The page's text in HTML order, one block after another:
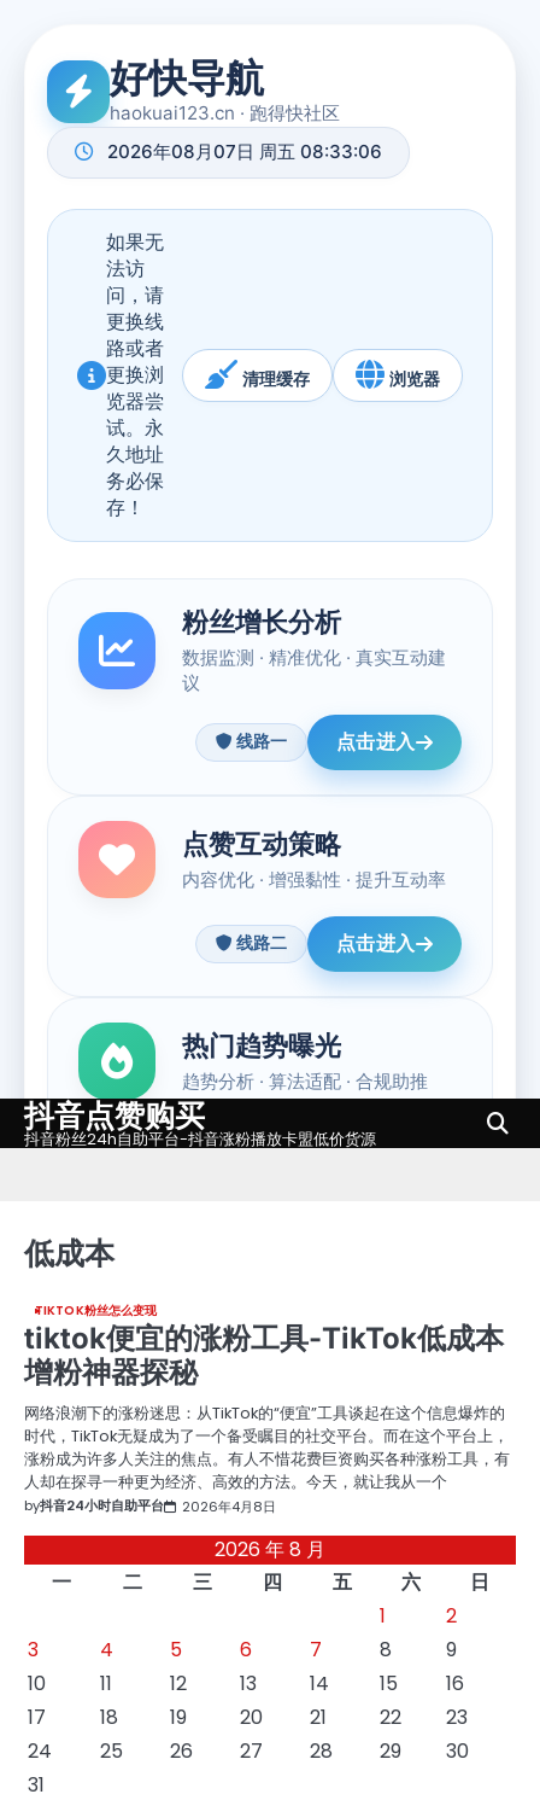
Skip抖音点赞购买
抖音粉丝24h自助平台-抖音涨粉播放卡盟低价货源
低成本
TIKTOK粉丝怎么变现
tiktok便宜的涨粉工具-TikTok低成本
增粉神器探秘
网络浪潮下的涨粉迷思：从TikTok的“便宜”工具谈起在这个信息爆炸的
时代，TikTok无疑成为了一个备受瞩目的社交平台。而在这个平台上，
涨粉成为许多人关注的焦点。有人不惜花费巨资购买各种涨粉工具，有
人却在探寻一种更为经济、高效的方法。今天，就让我从一个
by抖音24小时自助平台 2026年4月8日
2026 年 8 月
一
二 三 四 五 六
日
1
2
3
4 5 6 7 8
9
10
11 12 13 14 15
16
17
18 19 20 21 22
23
24
25 26 27 28 29
30
31